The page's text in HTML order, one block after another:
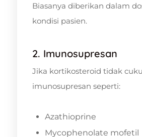
Biasanya diberikan dalam
kondisi pasien.
2. Imunosupresan
Jika kortikosteroid tidak
imunosupresan seperti:
Azathioprine
Mycophenolate mofetil